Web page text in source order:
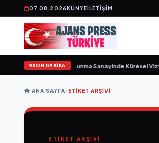
07.08.2026KÜNYEİLETIŞIM
SON DAKİKA
Açıkladı ve Savunma Sanayinde Küresel
ANA SAYFA/ETIKET ARŞIVI
ETİKET ARŞİVİ